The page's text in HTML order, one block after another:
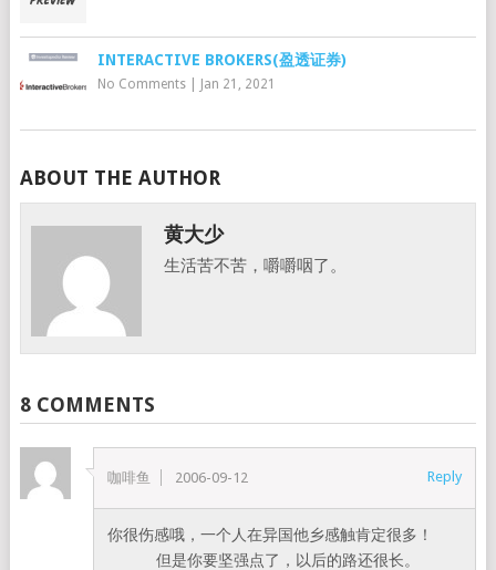
INTERACTIVE BROKERS(盈透证券)
No Comments| Jan 21, 2021
ABOUT THE AUTHOR
黄大少
生活苦不苦，嚼嚼咽了。
8 COMMENTS
咖啡鱼 2006-09-12 Reply
你很伤感哦，一个人在异国他乡感触肯定很多！
但是你要坚强点了，以后的路还很长。